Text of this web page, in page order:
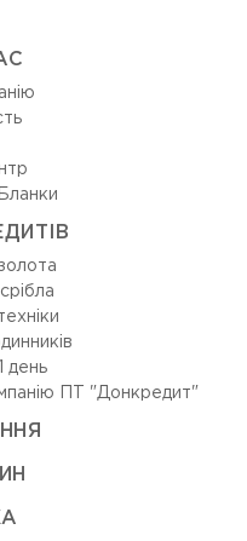
день
ПТ "Донкредит"